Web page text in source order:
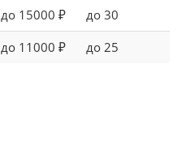
до 15000 ₽ до 30
до 11000 ₽ до 25